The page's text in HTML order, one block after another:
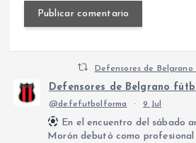
Defensores de Belgrano
Defensores de Belgrano
@defefutbolforma · 9 Jul
En el encuentro del sábado
Morón debutó como profesional